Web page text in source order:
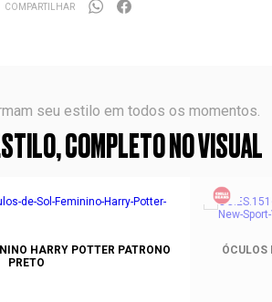
COMPARTILHAR
seu estilo em todos os momentos.
COMPLETO NO VISUAL
HARRY POTTER PATRONO
PRETO
ÓCULOS